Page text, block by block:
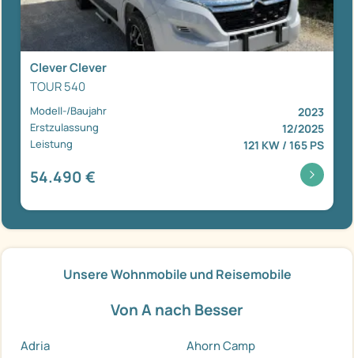
Clever Clever
TOUR 540
Modell-/Baujahr 2023
Erstzulassung 12/2025
Leistung 121 KW / 165 PS
54.490 €
Unsere Wohnmobile und Reisemobile
Von A nach Besser
Adria
Ahorn Camp